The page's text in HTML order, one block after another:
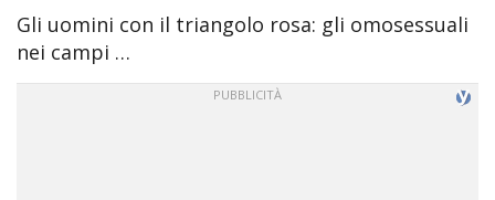
Gli uomini con il triangolo rosa: gli omosessuali
nei campi …